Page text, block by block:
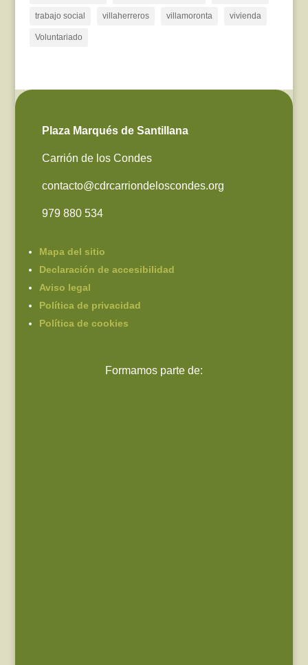
trabajo social villaherreros villamoronta vivienda
Voluntariado
Plaza Marqués de Santillana
Carrión de los Condes
contacto@cdrcarriondeloscondes.org
979 880 534
Mapa del sitio
Declaración de accesibilidad
Aviso legal
Política de privacidad
Política de cookies
Formamos parte de: